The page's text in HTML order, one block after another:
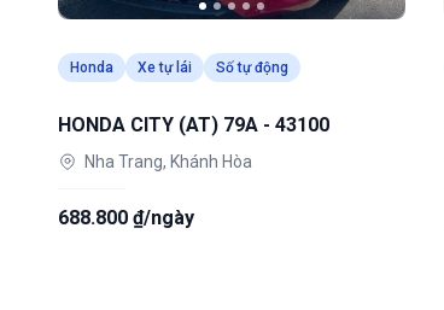
Honda Xe tự lái Số tự động
HONDA CITY (AT) 79A - 43100
Nha Trang, Khánh Hòa
688.800 ₫/ngày